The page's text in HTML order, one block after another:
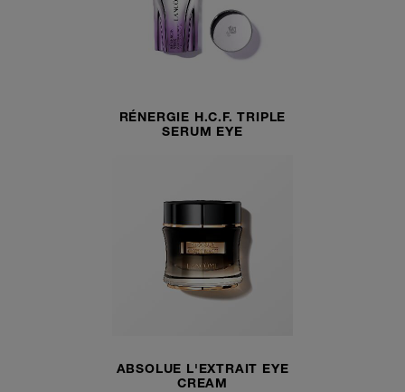
RÉNERGIE H.C.F. TRIPLE
SERUM EYE
ABSOLUE L'EXTRAIT EYE
CREAM